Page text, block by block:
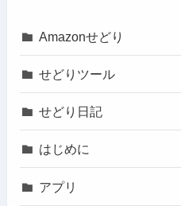
Amazonせどり
せどりツール
せどり日記
はじめに
アプリ